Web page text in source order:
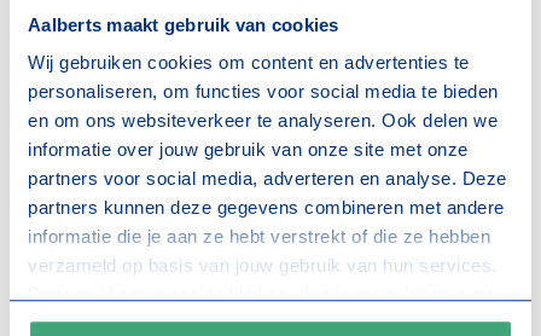
Aalberts maakt gebruik van cookies
Wij gebruiken cookies om content en advertenties te
personaliseren, om functies voor social media te bieden
en om ons websiteverkeer te analyseren. Ook delen we
informatie over jouw gebruik van onze site met onze
partners voor social media, adverteren en analyse. Deze
partners kunnen deze gegevens combineren met andere
informatie die je aan ze hebt verstrekt of die ze hebben
verzameld op basis van jouw gebruik van hun services.
onze cookies en je voorkeuren aanpassen. Door op ‘Alle
Een duurzame en toekomstbestendige Hoogvliet
supermarkt maakt deel uit van het nieuwe Operaplein.
Deze supermarkt zal worden uitgerust met
energiezuinige koelingen, een duurzame
verwarmingsinstallatie, LED-verlichting, zonnepanelen
en zelfs een daktuin.
Planning voor de komende
maanden